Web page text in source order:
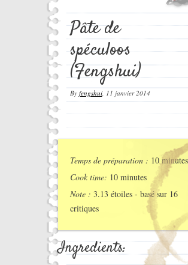
Pâte de
spéculoos
(Fengshui)
By fengshui, 11 janvier 2014
Temps de préparation : 10 minutes
Cook time: 10 minutes
Note : 3.13 étoiles - basé sur 16
critiques
Ingredients: